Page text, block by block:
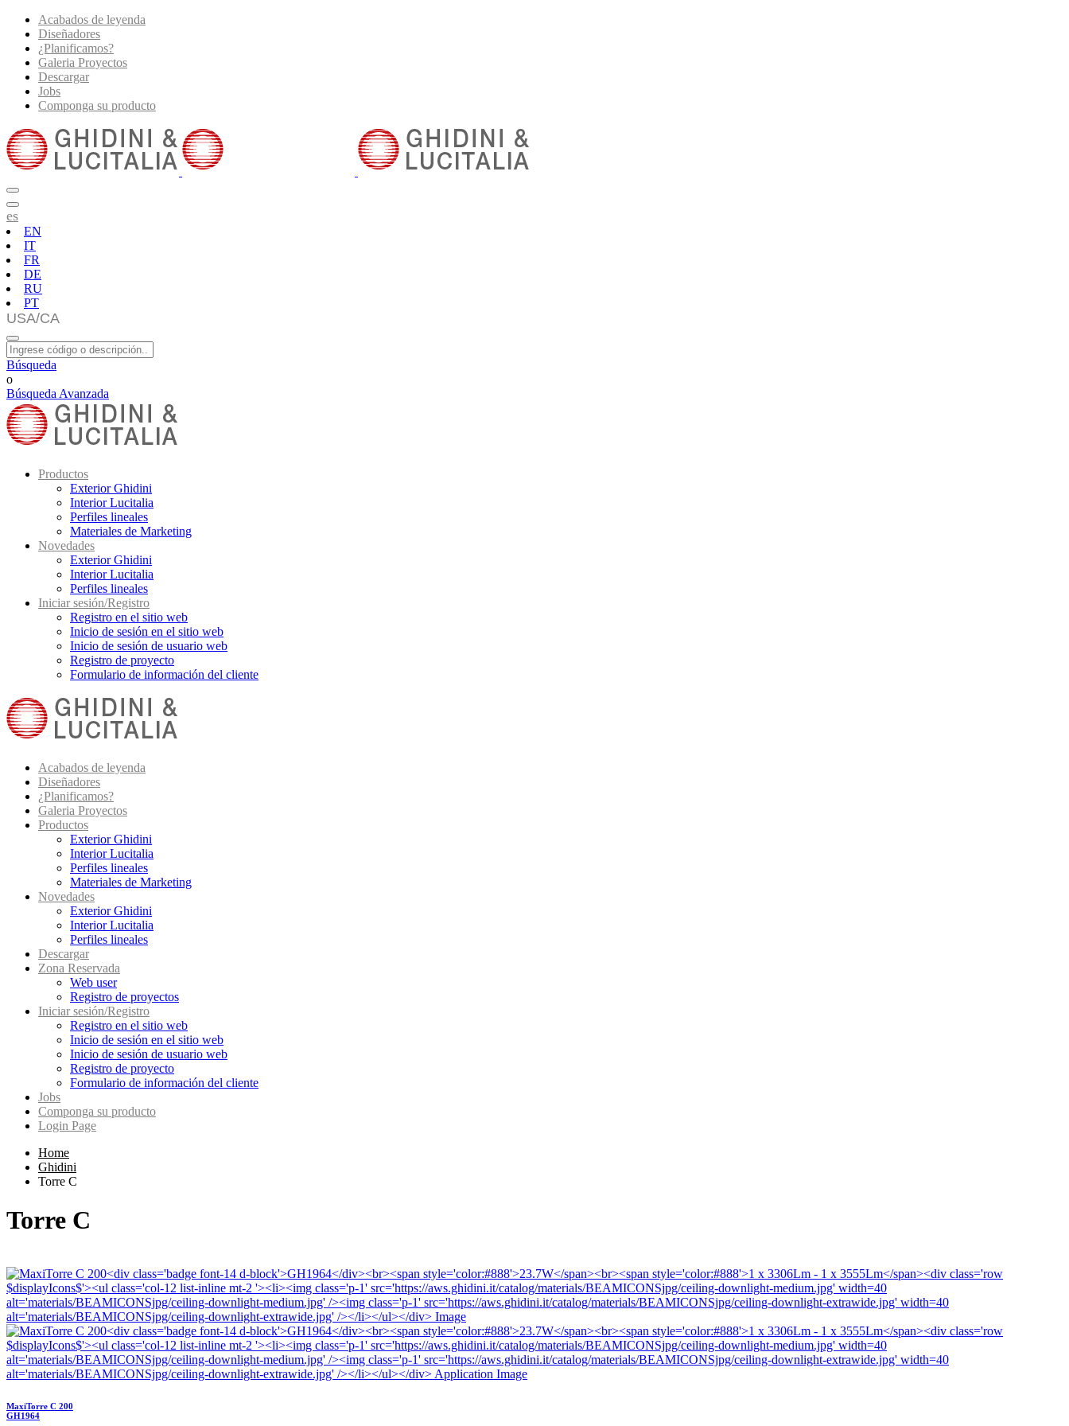
Acabados de leyenda
Diseñadores
¿Planificamos?
Galeria Proyectos
Descargar
Jobs
Componga su producto
es
EN
IT
FR
DE
RU
PT
Búsqueda
o
Búsqueda Avanzada
Productos
Exterior Ghidini
Interior Lucitalia
Perfiles lineales
Materiales de Marketing
Novedades
Exterior Ghidini
Interior Lucitalia
Perfiles lineales
Iniciar sesión/Registro
Registro en el sitio web
Inicio de sesión en el sitio web
Inicio de sesión de usuario web
Registro de proyecto
Formulario de información del cliente
Acabados de leyenda
Diseñadores
¿Planificamos?
Galeria Proyectos
Productos
Exterior Ghidini
Interior Lucitalia
Perfiles lineales
Materiales de Marketing
Novedades
Exterior Ghidini
Interior Lucitalia
Perfiles lineales
Descargar
Zona Reservada
Web user
Registro de proyectos
Iniciar sesión/Registro
Registro en el sitio web
Inicio de sesión en el sitio web
Inicio de sesión de usuario web
Registro de proyecto
Formulario de información del cliente
Jobs
Componga su producto
Login Page
Home
Ghidini
Torre C
Torre C
MaxiTorre C 200
GH1964